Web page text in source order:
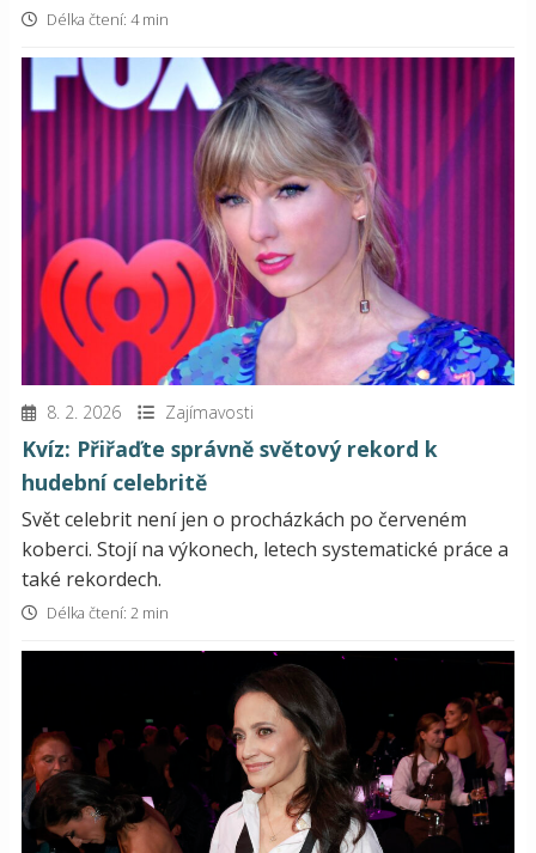
Délka čtení: 4 min
8. 2. 2026 Zajímavosti
Kvíz: Přiřaďte správně světový rekord k
hudební celebritě
Svět celebrit není jen o procházkách po červeném
koberci. Stojí na výkonech, letech systematické práce a
také rekordech.
Délka čtení: 2 min